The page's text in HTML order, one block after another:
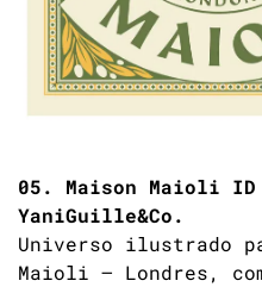
05. Maison Maioli
YaniGuille&Co.
Universo ilustrado
Maioli – Londres,